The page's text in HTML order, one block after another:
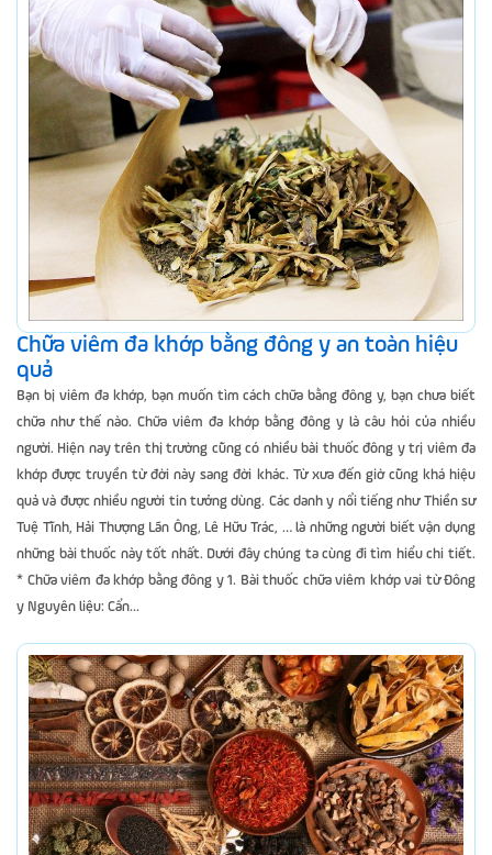
Chữa viêm đa khớp bằng đông y an toàn hiệu
quả
Bạn bị viêm đa khớp, bạn muốn tìm cách chữa bằng đông y, bạn chưa biết
chữa như thế nào. Chữa viêm đa khớp bằng đông y là câu hỏi của nhiều
người. Hiện nay trên thị trường cũng có nhiều bài thuốc đông y trị viêm đa
khớp được truyền từ đời này sang đời khác. Từ xưa đến giờ cũng khá hiệu
quả và được nhiều người tin tưởng dùng. Các danh y nổi tiếng như Thiền sư
Tuệ Tĩnh, Hải Thượng Lãn Ông, Lê Hữu Trác, … là những người biết vận dụng
những bài thuốc này tốt nhất. Dưới đây chúng ta cùng đi tìm hiểu chi tiết.
* Chữa viêm đa khớp bằng đông y 1. Bài thuốc chữa viêm khớp vai từ Đông
y Nguyên liệu: Cẩn...